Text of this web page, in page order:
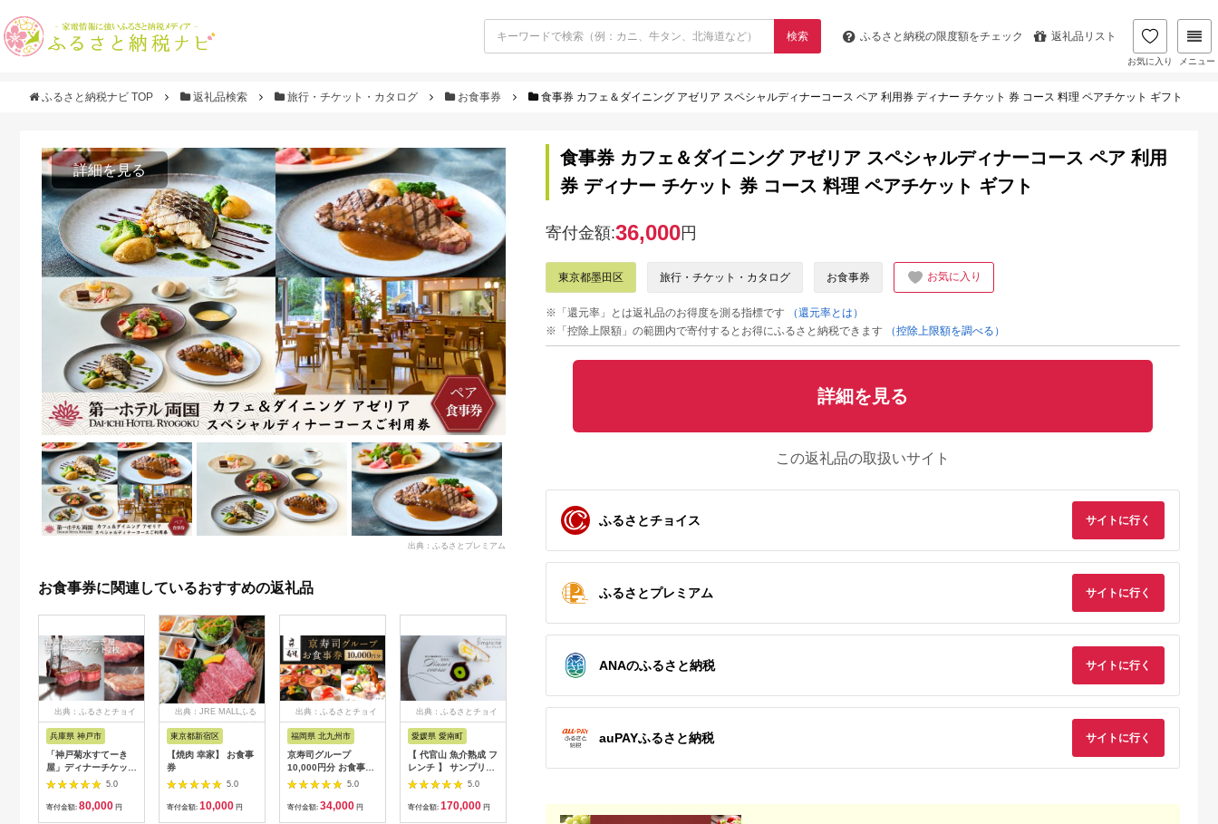
検索 ふるさと納税の限度額をチェック 返礼品リスト
お気に入り メニュー
ふるさと納税ナビ TOP 返礼品検索 旅行・チケット・カタログ お食事券 食事券 カフェ＆ダイニング アゼリア スペシャルディナーコース ペア 利用券 ディナー チケット 券 コース 料理 ペアチケット ギフト
詳細を見る
出典：ふるさとプレミアム
お食事券に関連しているおすすめの返礼品
出典：ふるさとチョイ
ス
兵庫県 神戸市
「神戸菊水すてーき
屋」ディナーチケット
（2枚）
5.0
寄付金額: 80,000 円
出典：JRE MALLふる
さと納税
東京都新宿区
【焼肉 幸家】 お食事
券
5.0
寄付金額: 10,000 円
出典：ふるさとチョイ
ス
福岡県 北九州市
京寿司グループ
10,000円分 お食事券
1000円×10枚 食事チ
ケット チケット 寿司
福岡県 北九州市
5.0
寄付金額: 34,000 円
出典：ふるさとチョイ
ス
愛媛県 愛南町
【 代官山 魚介熟成 フ
レンチ 】 サンプリシ
テ 「 愛南町 ディナー
コース 」 食事券 2名
様分
5.0
寄付金額: 170,000 円
兵庫県 芦屋市
テル竹園芦屋」ご宿泊
【宿泊券 お食事券 入
場券 優待券 チケット
寄付金額:67,000円
石川県 金沢市
(ペア）
寄付金額:100,000円
肉コースお食事券 4
寄付金額:72,000円
ンチ 雅 コース ペアチ
スカイツリー 入場券
寄付金額:75,000円
お花屋さんのカフェ
ランチセットご利用券
寄付金額:7,000円
兵庫県 神戸市
「ホテル ラ・スイー
ト神戸ハーバーラン
寄付金額:100,000
食事券 カフェ＆ダイニング アゼリア スペシャルディナーコース ペア 利用
券 ディナー チケット 券 コース 料理 ペアチケット ギフト
寄付金額:36,000円
東京都墨田区 旅行・チケット・カタログ お食事券 お気に入り
※「還元率」とは返礼品のお得度を測る指標です
（還元率とは）
※「控除上限額」の範囲内で寄付するとお得にふるさと納税できます
（控除上限額を調べる）
詳細を見る
この返礼品の取扱いサイト
ふるさとチョイス サイトに行く
ふるさとプレミアム サイトに行く
ANAのふるさと納税 サイトに行く
auPAYふるさと納税 サイトに行く